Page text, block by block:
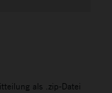
als .zip-Datei